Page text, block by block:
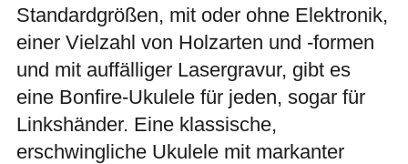
Standardgrößen, mit oder ohne Elektronik,
einer Vielzahl von Holzarten und -formen
und mit auffälliger Lasergravur, gibt es
eine Bonfire-Ukulele für jeden, sogar für
Linkshänder. Eine klassische,
erschwingliche Ukulele mit markanter